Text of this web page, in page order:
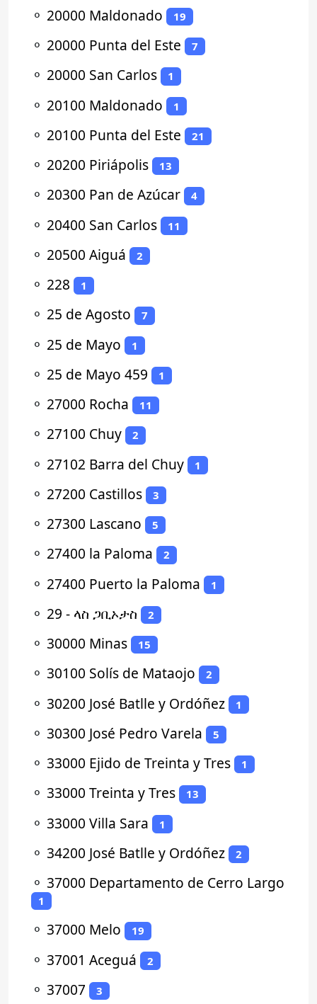
⚬ 20000 Maldonado 19
⚬ 20000 Punta del Este 7
⚬ 20000 San Carlos 1
⚬ 20100 Maldonado 1
⚬ 20100 Punta del Este 21
⚬ 20200 Piriápolis 13
⚬ 20300 Pan de Azúcar 4
⚬ 20400 San Carlos 11
⚬ 20500 Aiguá 2
⚬ 228 1
⚬ 25 de Agosto 7
⚬ 25 de Mayo 1
⚬ 25 de Mayo 459 1
⚬ 27000 Rocha 11
⚬ 27100 Chuy 2
⚬ 27102 Barra del Chuy 1
⚬ 27200 Castillos 3
⚬ 27300 Lascano 5
⚬ 27400 la Paloma 2
⚬ 27400 Puerto la Paloma 1
⚬ 29 - ላስ ጋቢኦታስ 2
⚬ 30000 Minas 15
⚬ 30100 Solís de Mataojo 2
⚬ 30200 José Batlle y Ordóñez 1
⚬ 30300 José Pedro Varela 5
⚬ 33000 Ejido de Treinta y Tres 1
⚬ 33000 Treinta y Tres 13
⚬ 33000 Villa Sara 1
⚬ 34200 José Batlle y Ordóñez 2
⚬ 37000 Departamento de Cerro Largo
1
⚬ 37000 Melo 19
⚬ 37001 Aceguá 2
⚬ 37007 3